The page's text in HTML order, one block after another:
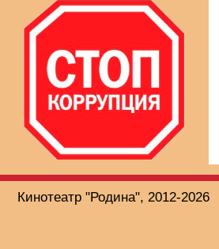
Кинотеатр "Родина", 2012-2026